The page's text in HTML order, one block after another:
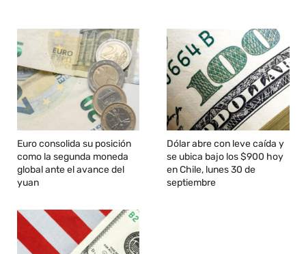
Euro consolida su posición
como la segunda moneda
global ante el avance del
yuan
Dólar abre con leve caída y
se ubica bajo los $900 hoy
en Chile, lunes 30 de
septiembre